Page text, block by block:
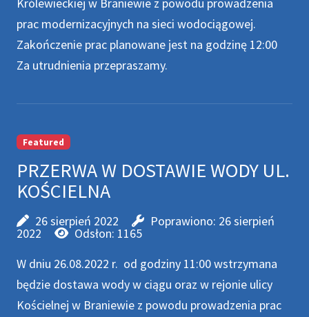
prac modernizacyjnych na sieci wodociągowej.
Zakończenie prac planowane jest na godzinę 12:00
Za utrudnienia przepraszamy.
Featured
PRZERWA W DOSTAWIE WODY UL.
KOŚCIELNA
26 sierpień 2022 Poprawiono: 26 sierpień
2022
Odsłon: 1165
W dniu 26.08.2022 r. od godziny 11:00 wstrzymana
będzie dostawa wody w ciągu oraz w rejonie ulicy
Kościelnej w Braniewie z powodu prowadzenia prac